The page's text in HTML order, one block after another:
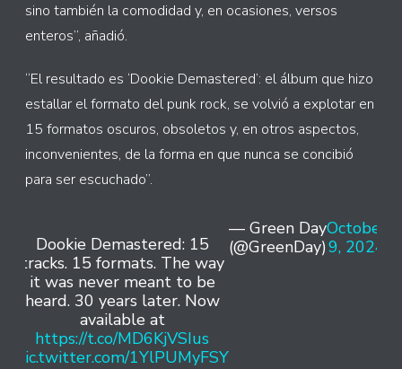
sino también la comodidad y, en ocasiones, versos
enteros”, añadió.
“El resultado es ‘Dookie Demastered’: el álbum que hizo
estallar el formato del punk rock, se volvió a explotar en
15 formatos oscuros, obsoletos y, en otros aspectos,
inconvenientes, de la forma en que nunca se concibió
para ser escuchado”.
Dookie Demastered: 15
tracks. 15 formats. The way
it was never meant to be
heard. 30 years later. Now
available at
https://t.co/MD6KjVSIus
pic.twitter.com/1YlPUMyFSY
— Green Day
(@GreenDay)
October
9, 2024